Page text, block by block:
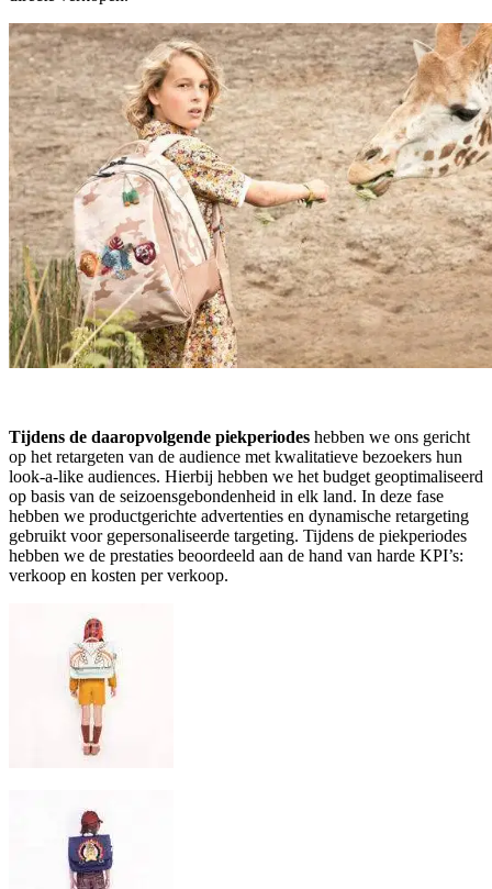
Tijdens de daaropvolgende piekperiodes hebben we ons gericht
op het retargeten van de audience met kwalitatieve bezoekers hun
look-a-like audiences. Hierbij hebben we het budget geoptimaliseerd
op basis van de seizoensgebondenheid in elk land. In deze fase
hebben we productgerichte advertenties en dynamische retargeting
gebruikt voor gepersonaliseerde targeting. Tijdens de piekperiodes
hebben we de prestaties beoordeeld aan de hand van harde KPI’s:
verkoop en kosten per verkoop.